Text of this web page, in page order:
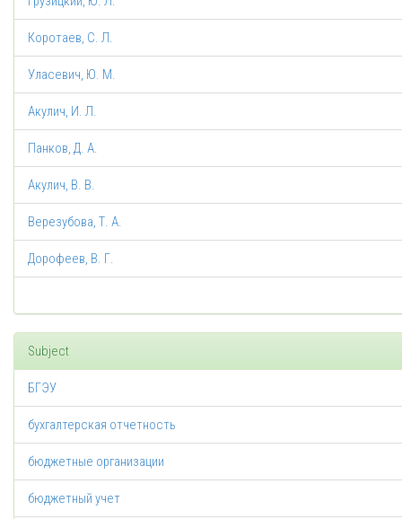
Коротаев, С. Л.
Уласевич, Ю. М.
Акулич, И. Л.
Панков, Д. А.
Акулич, В. В.
Верезубова, Т. А.
Дорофеев, В. Г.
Subject
БГЭУ
бухгалтерская отчетность
бюджетные организации
бюджетный учет